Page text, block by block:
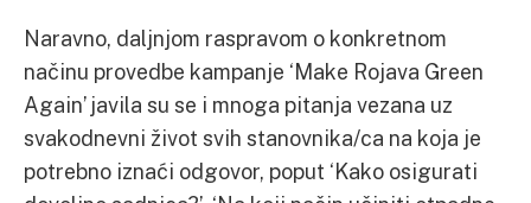
Naravno, daljnjom raspravom o konkretnom
načinu provedbe kampanje ‘Make Rojava Green
Again’ javila su se i mnoga pitanja vezana uz
svakodnevni život svih stanovnika/ca na koja je
potrebno iznaći odgovor, poput ‘Kako osigurati